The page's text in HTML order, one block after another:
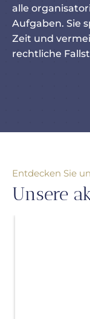
alle
Aufgaben. Sie
Zeit und
rechtliche
Entdecken Sie
Unsere